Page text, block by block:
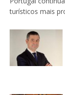
turísticos mais